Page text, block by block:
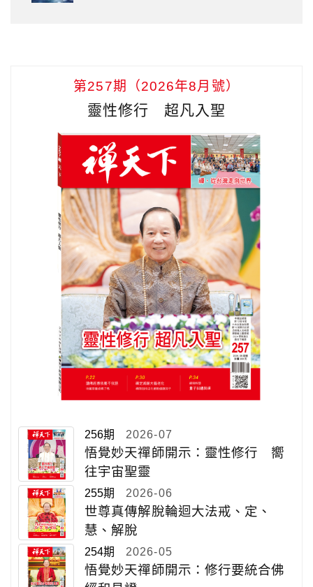
第257期（2026年8月號）
靈性修行 超凡入聖
256期 2026-07
悟覺妙天禪師開示：靈性修行 嚮
往宇宙聖靈
255期 2026-06
世尊真傳解脫輪迴大法戒、定、
慧、解脫
254期 2026-05
悟覺妙天禪師開示：修行要統合佛